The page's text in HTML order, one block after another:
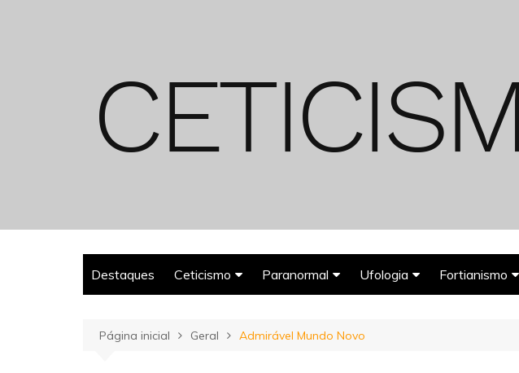
Destaques Ceticismo
Espiritualismo
Paranormal Ufologia
Deuses Astronautas
Fortianismo
Página inicial Geral Admirável Mundo Novo